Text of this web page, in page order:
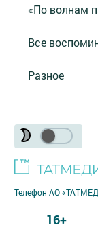
«По волнам
Все
Разное
Телефон АО
16+